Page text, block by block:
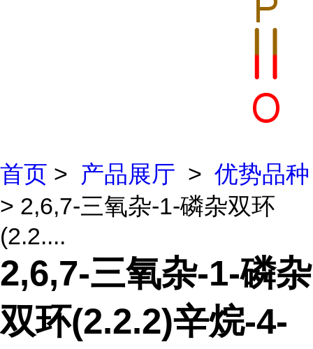
首页 > 产品展厅 > 优势品种
> 2,6,7-三氧杂-1-磷杂双环
(2.2....
2,6,7-三氧杂-1-磷杂
双环(2.2.2)辛烷-4-